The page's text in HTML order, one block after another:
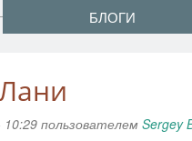
БЛОГИ
10:29 пользователем Sergey